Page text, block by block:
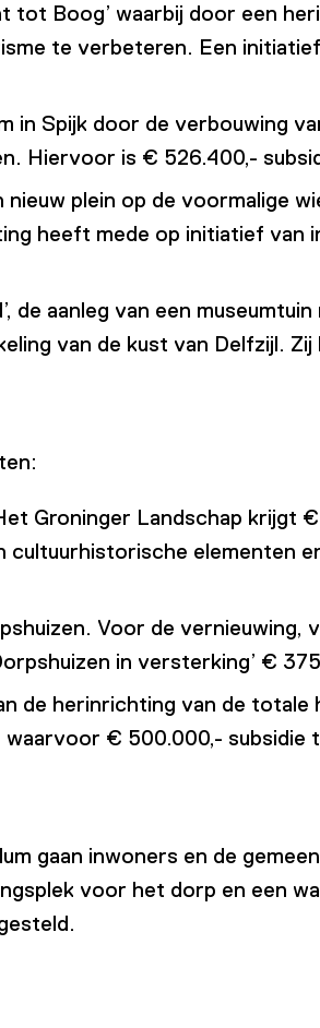
Boog’ waarbij door een
te verbeteren. Een
in Spijk door de verbouwing
Hiervoor is € 526.400,-
plein op de voormalige
heeft mede op initiatief van
aanleg van een
van de kust van Delfzijl.
Groninger Landschap krijgt
elementen
Voor de vernieuwing,
in versterking’ €
de herinrichting van de
€ 500.000,- subsidie
gaan inwoners en de
voor het dorp en een